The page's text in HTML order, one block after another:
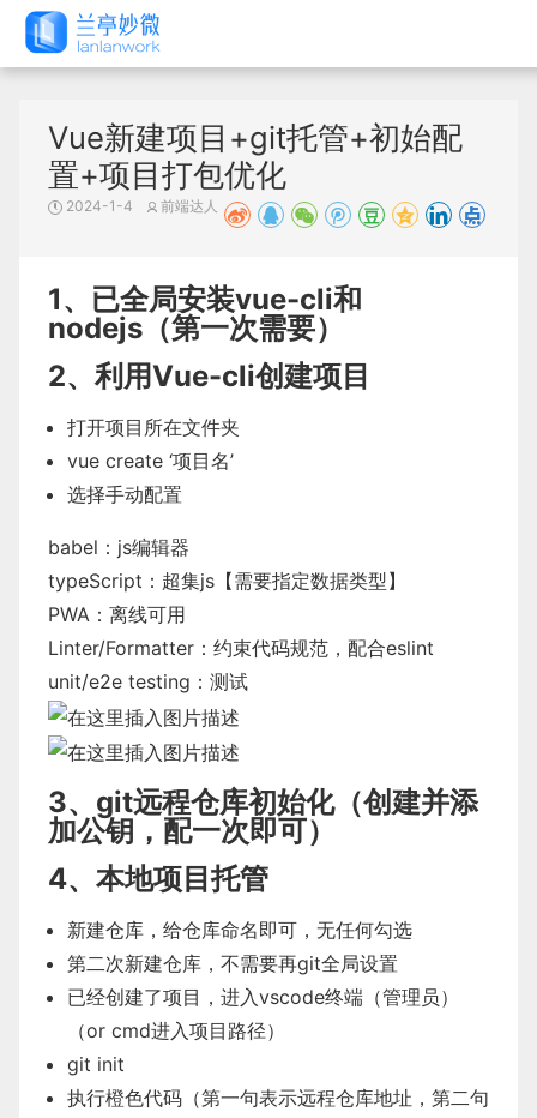
Vue新建项目+git托管+初始配
置+项目打包优化
2024-1-4 前端达人
1、已全局安装vue-cli和
nodejs（第一次需要）
2、利用Vue-cli创建项目
打开项目所在文件夹
vue create ‘项目名’
选择手动配置
babel ：js编辑器
typeScript ：超集js【需要指定数据类型】
PWA ：离线可用
Linter/Formatter：约束代码规范，配合eslint
unit/e2e testing：测试
3、git远程仓库初始化（创建并添
加公钥，配一次即可）
4、本地项目托管
新建仓库，给仓库命名即可，无任何勾选
第二次新建仓库，不需要再git全局设置
已经创建了项目，进入vscode终端（管理员）
（or cmd进入项目路径）
git init
执行橙色代码（第一句表示远程仓库地址，第二句